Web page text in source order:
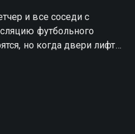
и все соседи с
футбольного
но когда двери лифта
не хочется